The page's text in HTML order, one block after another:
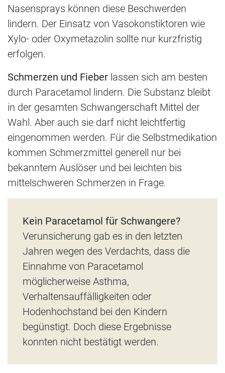
Nasensprays können diese Beschwerden
lindern. Der Einsatz von Vasokonstiktoren wie
Xylo- oder Oxymetazolin sollte nur kurzfristig
erfolgen.
Schmerzen und Fieber lassen sich am besten
durch Paracetamol lindern. Die Substanz bleibt
in der gesamten Schwangerschaft Mittel der
Wahl. Aber auch sie darf nicht leichtfertig
eingenommen werden. Für die Selbstmedikation
kommen Schmerzmittel generell nur bei
bekanntem Auslöser und bei leichten bis
mittelschweren Schmerzen in Frage.
Kein Paracetamol für Schwangere?
Verunsicherung gab es in den letzten
Jahren wegen des Verdachts, dass die
Einnahme von Paracetamol
möglicherweise Asthma,
Verhaltensauffälligkeiten oder
Hodenhochstand bei den Kindern
begünstigt. Doch diese Ergebnisse
konnten nicht bestätigt werden.